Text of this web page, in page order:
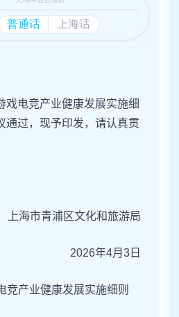
戏电竞产业健康发展实施细
通过，现予印发，请认真贯
上海市青浦区文化和旅游局
2026年4月3日
竞产业健康发展实施细则